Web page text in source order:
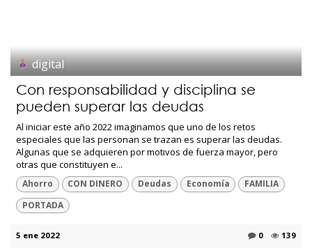
digital
Con responsabilidad y disciplina se
pueden superar las deudas
Al iniciar este año 2022 imaginamos que uno de los retos
especiales que las personan se trazan es superar las deudas.
Algunas que se adquieren por motivos de fuerza mayor, pero
otras que constituyen e...
Ahorro CON DINERO Deudas Economía
FAMILIA
PORTADA
5 ene 2022 0 139